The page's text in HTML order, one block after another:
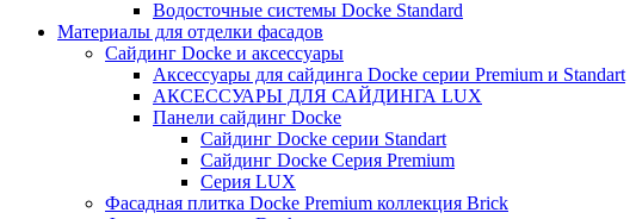
Водосточные системы Docke Standard
Материалы для отделки фасадов
Сайдинг Docke и аксессуары
Аксессуары для сайдинга Docke серии Premium и Standart
АКСЕССУАРЫ ДЛЯ САЙДИНГА LUX
Панели сайдинг Docke
Cайдинг Docke серии Standart
Сайдинг Docke Серия Premium
Серия LUX
Фасадная плитка Docke Premium коллекция Brick